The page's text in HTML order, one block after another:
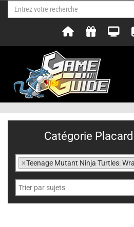
Catégorie
×Teenage Mutant Ninja Turtles: